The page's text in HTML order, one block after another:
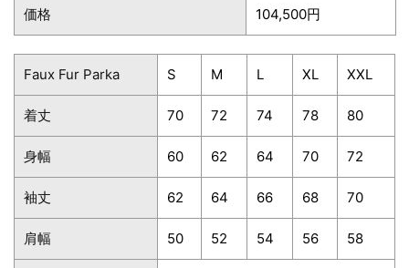
価格 104,500円
Faux Fur Parka S M L XL XXL
着丈 70 72 74 78 80
身幅 60 62 64 70 72
袖丈 62 64 66 68 70
肩幅 50 52 54 56 58